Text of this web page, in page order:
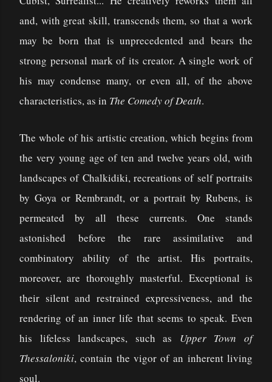
and, with great skill, transcends them, so that a work
may be born that is unprecedented and bears the
strong personal mark of its creator. A single work of
his may condense many, or even all, of the above
characteristics, as in The Comedy of Death.
The whole of his artistic creation, which begins from
the very young age of ten and twelve years old, with
landscapes of Chalkidiki, recreations of self portraits
by Goya or Rembrandt, or a portrait by Rubens, is
permeated by all these currents. One stands
astonished before the rare assimilative and
combinatory ability of the artist. His portraits,
moreover, are thoroughly masterful. Exceptional is
their silent and restrained expressiveness, and the
rendering of an inner life that seems to speak. Even
his lifeless landscapes, such as Upper Town of
Thessaloniki, contain the vigor of an inherent living
soul.